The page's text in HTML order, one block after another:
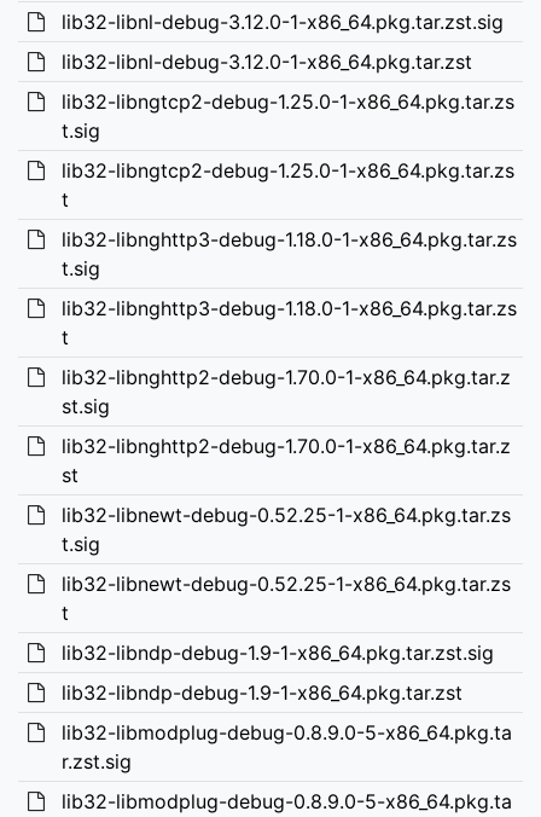
lib32-libnl-debug-3.12.0-1-x86_64.pkg.tar.zst.sig
lib32-libnl-debug-3.12.0-1-x86_64.pkg.tar.zst
lib32-libngtcp2-debug-1.25.0-1-x86_64.pkg.tar.zs
t.sig
lib32-libngtcp2-debug-1.25.0-1-x86_64.pkg.tar.zs
t
lib32-libnghttp3-debug-1.18.0-1-x86_64.pkg.tar.zs
t.sig
lib32-libnghttp3-debug-1.18.0-1-x86_64.pkg.tar.zs
t
lib32-libnghttp2-debug-1.70.0-1-x86_64.pkg.tar.z
st.sig
lib32-libnghttp2-debug-1.70.0-1-x86_64.pkg.tar.z
st
lib32-libnewt-debug-0.52.25-1-x86_64.pkg.tar.zs
t.sig
lib32-libnewt-debug-0.52.25-1-x86_64.pkg.tar.zs
t
lib32-libndp-debug-1.9-1-x86_64.pkg.tar.zst.sig
lib32-libndp-debug-1.9-1-x86_64.pkg.tar.zst
lib32-libmodplug-debug-0.8.9.0-5-x86_64.pkg.ta
r.zst.sig
lib32-libmodplug-debug-0.8.9.0-5-x86_64.pkg.ta